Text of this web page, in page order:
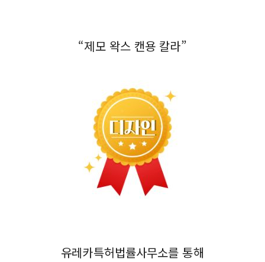
“제모 왁스 캔용 칼라”
유레카특허법률사무소를 통해